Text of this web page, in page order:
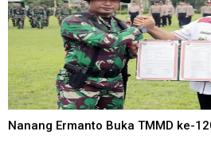
Nanang Ermanto Buka TMMD ke-